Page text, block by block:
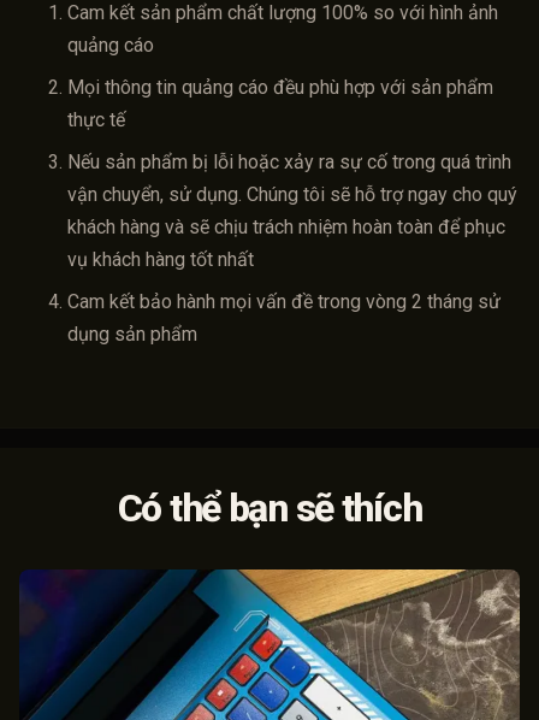
Cam kết sản phẩm chất lượng 100% so với hình ảnh
quảng cáo
Mọi thông tin quảng cáo đều phù hợp với sản phẩm
thực tế
Nếu sản phẩm bị lỗi hoặc xảy ra sự cố trong quá trình
vận chuyển, sử dụng. Chúng tôi sẽ hỗ trợ ngay cho quý
khách hàng và sẽ chịu trách nhiệm hoàn toàn để phục
vụ khách hàng tốt nhất
Cam kết bảo hành mọi vấn đề trong vòng 2 tháng sử
dụng sản phẩm
Có thể bạn sẽ thích